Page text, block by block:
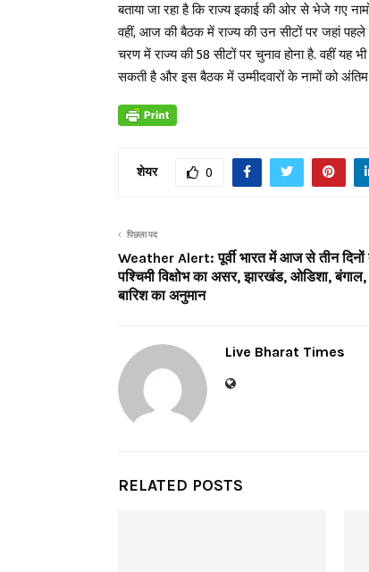
बताया जा रहा है कि राज्य इकाई की ओर से भेजे गए नामों
वहीं, आज की बैठक में राज्य की उन सीटों पर जहां पहले
चरण में राज्य की 58 सीटों पर चुनाव होना है. वहीं
सकती है और इस बैठक में उम्मीदवारों के नामों को अंतिम
शेयर 0
पिछला पद
Weather Alert: पूर्वी भारत में आज से तीन दिनों
पश्चिमी विक्षोभ का असर, झारखंड, ओडिशा, बंगाल,
बारिश का अनुमान
Live Bharat Times
RELATED POSTS